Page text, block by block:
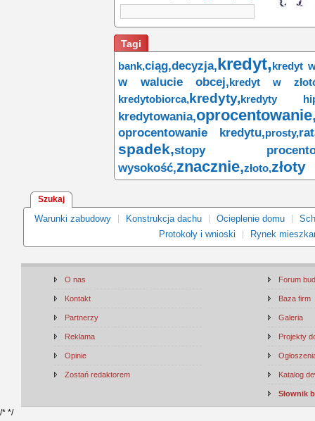
Tagi
bank,ciąg,decyzja,kredyt,kredyt
w walucie obcej,kredyt w
kredytobiorca, kredyty,kredyty
kredytowania,
oprocentowanie kredytu,prosty,
spadek,stopy
wysokość,znacznie,złoto,złoty
Szukaj
Warunki zabudowy Konstrukcja dachu Ocieplenie domu
Protokoły i wnioski
Rynek
O nas
Kontakt
Partnerzy
Reklama
Opinie
Zostań redaktorem
Forum
Baza firm
Galeria
Projekty
Katalog
Słownik
/* */